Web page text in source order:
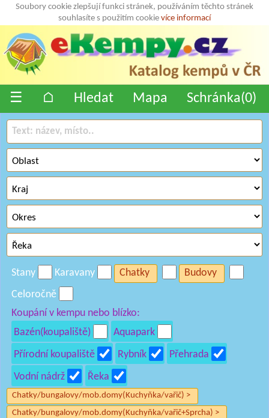
Soubory cookie zlepšují funkci stránek, používáním těchto stránek
souhlasíte s použitím cookie více informací
☰ ⌂ Hledat Mapa Schránka(0)
Stany Karavany Chatky
Budovy
Celoročně
Koupání v kempu nebo blízko:
Bazén(koupaliště)
Aquapark
Přírodní koupaliště
Rybník
Přehrada
Vodní nádrž
Řeka
Chatky/bungalovy/mob.domy(Kuchyňka/vařič) >
Chatky/bungalovy/mob.domy(Kuchyňka/vařič+Sprcha) >